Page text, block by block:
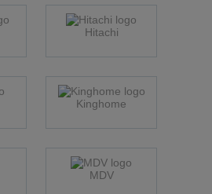
Hitachi
Kinghome
MDV